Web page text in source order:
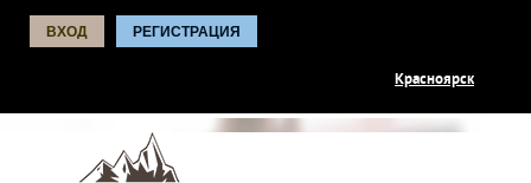
ВХОД РЕГИСТРАЦИЯ
Красноярск